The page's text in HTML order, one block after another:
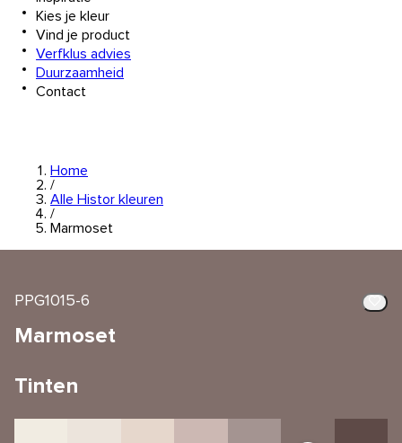
Kies je kleur
Vind je product
Verfklus advies
Duurzaamheid
Contact
Home
/
Alle Histor kleuren
/
Marmoset
PPG1015-6
Marmoset
Tinten